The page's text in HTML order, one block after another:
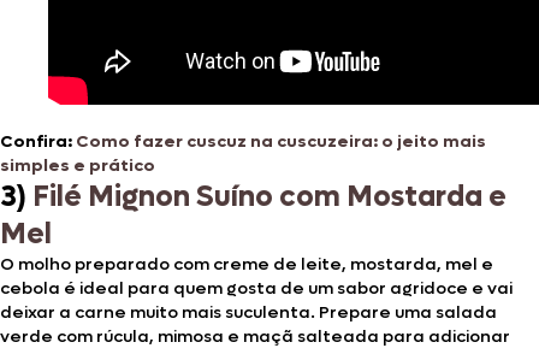
Confira: Como fazer cuscuz na cuscuzeira: o jeito mais
simples e prático
3) Filé Mignon Suíno com Mostarda e
Mel
O molho preparado com creme de leite, mostarda, mel e
cebola é ideal para quem gosta de um sabor agridoce e vai
deixar a carne muito mais suculenta. Prepare uma salada
verde com rúcula, mimosa e maçã salteada para adicionar